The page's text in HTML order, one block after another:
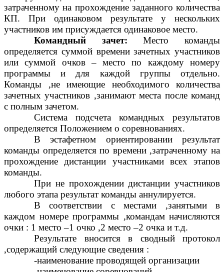
затраченному на прохождение заданного количества
КП. При одинаковом результате у нескольких
участников им присуждается одинаковое место.
Командный зачет: Место команды
определяется суммой времени зачетных участников
или суммой очков – место по каждому номеру
программы и для каждой группы отдельно.
Команды ,не имеющие необходимого количества
зачетных участников ,занимают места после команд
с полным зачетом.
Система подсчета командных результатов
определяется Положением о соревнованиях.
В эстафетном ориентировании результат
команды определяется по времени ,затраченному на
прохождение дистанции участниками всех этапов
команды.
При не прохождении дистанции участников
любого этапа результат команды аннулируется.
В соответствии с местами ,занятыми в
каждом номере программы ,командам начисляются
очки : 1 место –1 очко ,2 место –2 очка и т.д.
Результате вносится в сводный протокол
,содержащий следующие сведения :
-наименование проводящей организации